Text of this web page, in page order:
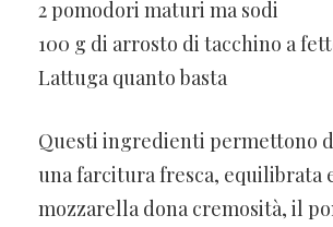
2 pomodori maturi ma sodi
100 g di arrosto di tacchino a
Lattuga quanto basta
Questi ingredienti permettono
una farcitura fresca, equilibrata
mozzarella dona cremosità, il